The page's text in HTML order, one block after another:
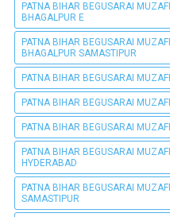
PATNA BIHAR BEGUSARAI
BHAGALPUR E
PATNA BIHAR BEGUSARAI
BHAGALPUR SAMASTIPUR
PATNA BIHAR BEGUSARAI
PATNA BIHAR BEGUSARAI
PATNA BIHAR BEGUSARAI
PATNA BIHAR BEGUSARAI
HYDERABAD
PATNA BIHAR BEGUSARAI
SAMASTIPUR